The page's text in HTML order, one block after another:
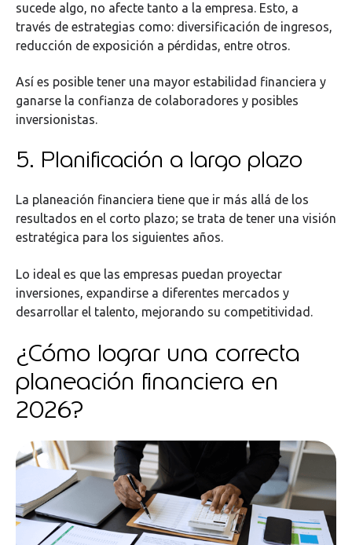
sucede algo, no afecte tanto a la empresa. Esto, a
través de estrategias como: diversificación de ingresos,
reducción de exposición a pérdidas, entre otros.
Así es posible tener una mayor estabilidad financiera y
ganarse la confianza de colaboradores y posibles
inversionistas.
5. Planificación a largo plazo
La planeación financiera tiene que ir más allá de los
resultados en el corto plazo; se trata de tener una visión
estratégica para los siguientes años.
Lo ideal es que las empresas puedan proyectar
inversiones, expandirse a diferentes mercados y
desarrollar el talento, mejorando su competitividad.
¿Cómo lograr una correcta
planeación financiera en
2026?